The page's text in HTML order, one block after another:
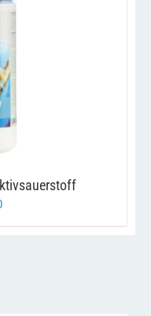
/